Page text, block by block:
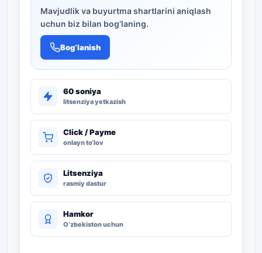
Mavjudlik va buyurtma shartlarini aniqlash
uchun biz bilan bog‘laning.
Bog‘lanish
60 soniya
litsenziya yetkazish
Click / Payme
onlayn to‘lov
Litsenziya
rasmiy dastur
Hamkor
O‘zbekiston uchun